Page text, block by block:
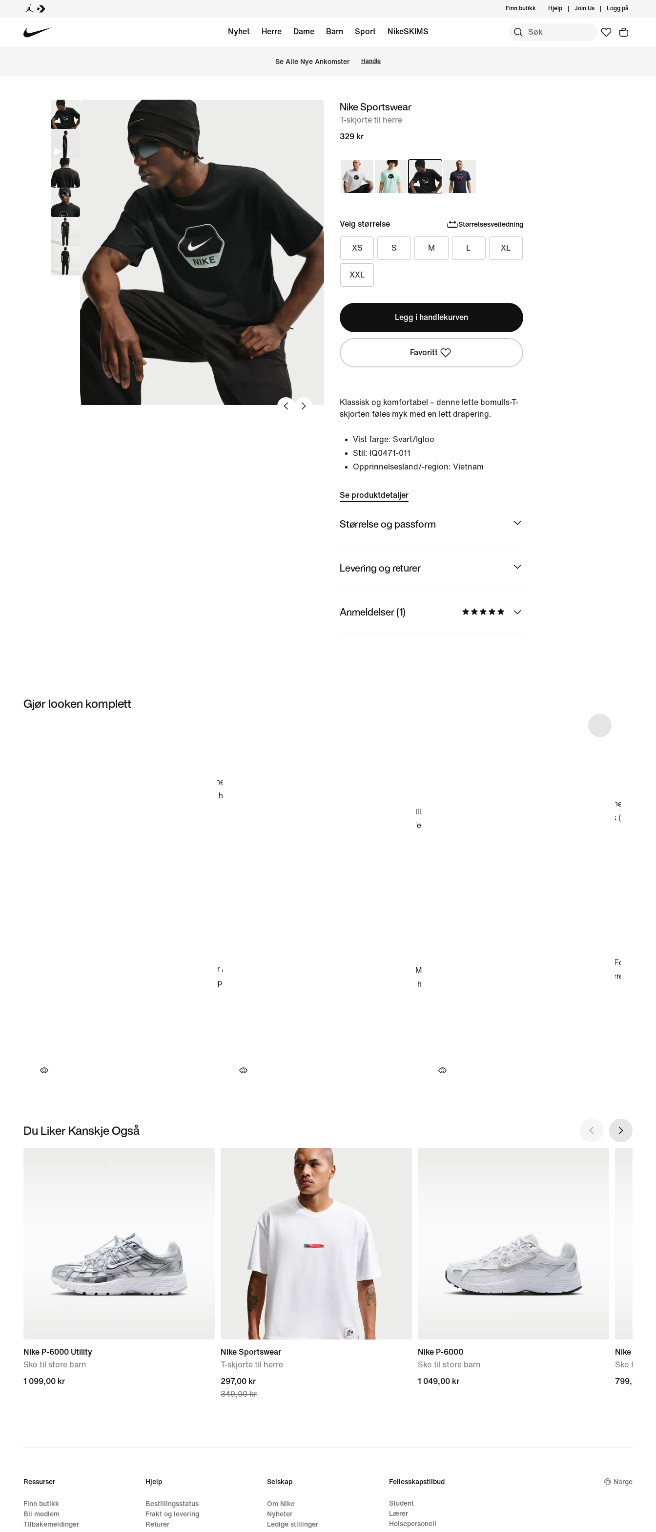
Finn butikk Hjelp Join Us Logg på
Nyhet Herre Dame Barn Sport NikeSKIMS
Se Alle Nye Ankomster Handle
bildeNike Sportswear
T-skjorte til herre
329 kr
Velg størrelse Størrelsesveiledning
XS S M L XL
XXL
Legg i handlekurven
Favoritt
Klassisk og komfortabel – denne lette bomulls-T-
skjorten føles myk med en lett drapering.
Vist farge: Svart/Igloo
Stil: IQ0471-011
Opprinnelsesland/-region: Vietnam
Se produktdetaljer
Størrelse og passform
Levering og returer
Anmeldelser (1)
Gjør looken komplett
Du Liker Kanskje Også
Nike P-6000 Utility
Sko til store barn
1 099,00 kr
1 099,00 kr
Nike Sportswear
T-skjorte til herre
current
price
349,00 kr
297,00 kr
349,00 kr
Nike P-6000
Sko til store barn
1 049,00 kr
1 049,00 kr
Nike Force
Sko til
799,00 kr
799,00 kr
Ressurser
Finn butikk
Bli medlem
Tilbakemeldinger
Hjelp
Bestillingsstatus
Frakt og levering
Returer
Selskap
Om Nike
Nyheter
Ledige stillinger
Fellesskapstilbud
Student
Lærer
Helsepersonell
Norge